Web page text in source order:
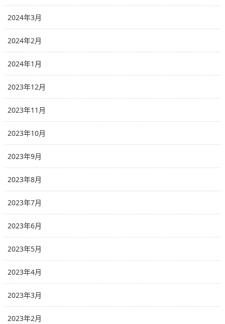
2024年3月
2024年2月
2024年1月
2023年12月
2023年11月
2023年10月
2023年9月
2023年8月
2023年7月
2023年6月
2023年5月
2023年4月
2023年3月
2023年2月